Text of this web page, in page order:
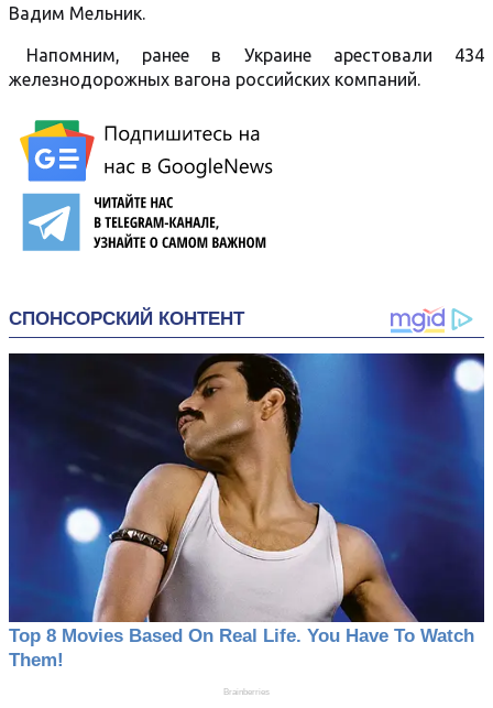
Вадим Мельник.
Напомним, ранее в Украине арестовали 434
железнодорожных вагона российских компаний.